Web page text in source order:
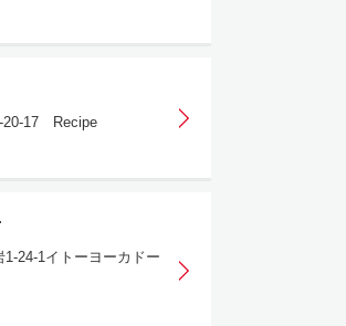
20-17 Recipe
24-1イトーヨーカドー